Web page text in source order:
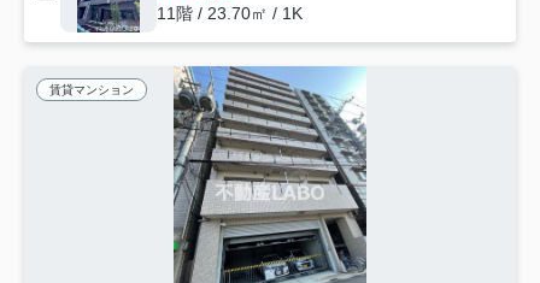
11階 / 23.70㎡ / 1K
賃貸マンション